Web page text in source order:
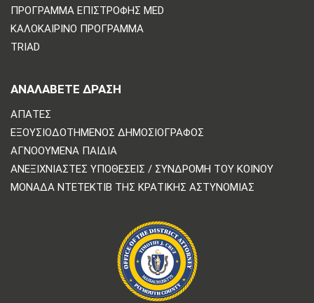
ΠΡΌΓΡΑΜΜΑ ΕΠΙΣΤΡΟΦΉΣ MED
ΚΑΛΟΚΑΙΡΙΝΌ ΠΡΌΓΡΑΜΜΑ
TRIAD
ΑΝΑΛΆΒΕΤΕ ΔΡΆΣΗ
ΑΠΆΤΕΣ
ΕΞΟΥΣΙΟΔΟΤΗΜΈΝΟΣ ΔΗΜΟΣΙΟΓΡΆΦΟΣ
ΑΓΝΟΟΎΜΕΝΑ ΠΑΙΔΙΆ
ΑΝΕΞΙΧΝΊΑΣΤΕΣ ΥΠΟΘΈΣΕΙΣ / ΣΥΝΔΡΟΜΉ ΤΟΥ ΚΟΙΝΟΎ
ΜΟΝΆΔΑ ΝΤΕΤΈΚΤΙΒ ΤΗΣ ΚΡΑΤΙΚΉΣ ΑΣΤΥΝΟΜΊΑΣ